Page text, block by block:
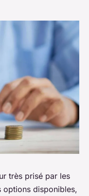
très prisé par les
options disponibles,